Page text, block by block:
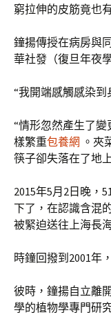
窮拉伸的皮筋竟也
鐘揚傳授在病房與
華社發（復旦年夜學
“我開端感觸感染
“情形忽然產生了
樣繁重包養網 。夾
筷子卻失落在了地
2015年5月2日晚，
下了，在認識含混
被緊迫送往上海長
時鐘回撥到2001年
彼時，鐘揚自立離
學的植物學專門研